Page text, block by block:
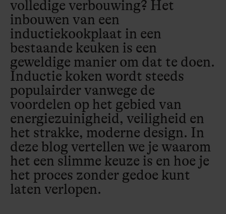
volledige verbouwing? Het
inbouwen van een
inductiekookplaat in een
bestaande keuken is een
geweldige manier om dat te doen.
Inductie koken wordt steeds
populairder vanwege de
voordelen op het gebied van
energiezuinigheid, veiligheid en
het strakke, moderne design. In
deze blog vertellen we je waarom
het een slimme keuze is en hoe je
het proces zonder gedoe kunt
laten verlopen.